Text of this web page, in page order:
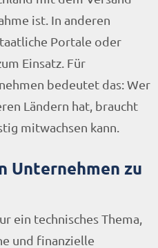
ist. In anderen
Portale oder
Einsatz. Für
bedeutet das: Wer
Ländern hat, braucht
mitwachsen kann.
Unternehmen zu
ein technisches Thema,
und finanzielle